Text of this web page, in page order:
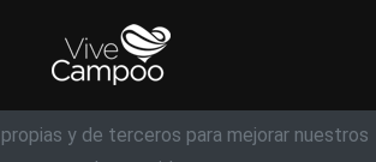
y de terceros para mejorar nuestros
35 milímetros, S.C